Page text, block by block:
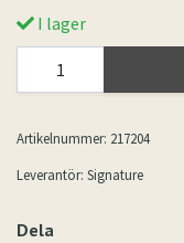
I lager
Artikelnummer: 217204
Leverantör: Signature
Dela